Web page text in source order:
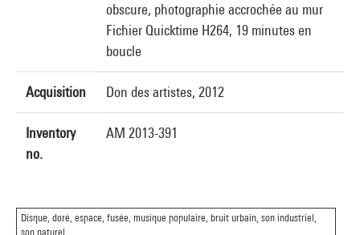
obscure, photographie accrochée au mur
Fichier Quicktime H264, 19 minutes en
boucle
Acquisition Don des artistes, 2012
Inventory
no.
AM 2013-391
Disque, doré, espace, fusée, musique populaire, bruit urbain, son industriel,
son naturel